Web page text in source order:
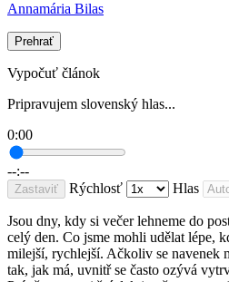
Annamária Bilas
Prehrať
Vypočuť článok
Pripravujem slovenský hlas...
0:00
--:--
Zastaviť Rýchlosť Hlas
Jsou dny, kdy si večer lehneme do
celý den. Co jsme mohli udělat lépe,
milejší, rychlejší. Ačkoliv se navenek
tak, jak má, uvnitř se často ozývá